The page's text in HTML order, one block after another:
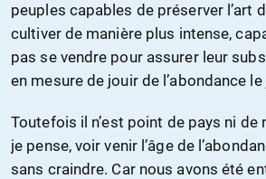
peuples capables de préserver l’art
cultiver de manière plus intense,
pas se vendre pour assurer leur
en mesure de jouir de l’abondance
Toutefois il n’est point de pays ni de
je pense, voir venir l’âge de
sans craindre. Car nous avons été